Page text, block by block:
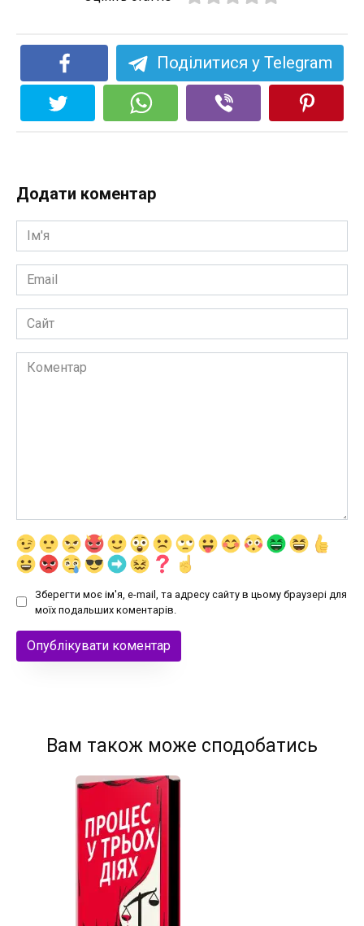
Поділитися у Telegram
Додати коментар
Ім'я
*
Email
*
Сайт
Коментар
Зберегти моє ім'я, e-mail, та адресу сайту в цьому браузері для
моїх подальших коментарів.
Вам також може сподобатись